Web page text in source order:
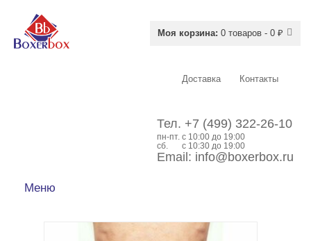
Моя корзина: 0 товаров - 0 ₽
Доставка Контакты
Тел. +7 (499) 322-26-10
пн-пт. c 10:00 до 19:00
сб.
с 10:30 до 19:00
Email: info@boxerbox.ru
Меню